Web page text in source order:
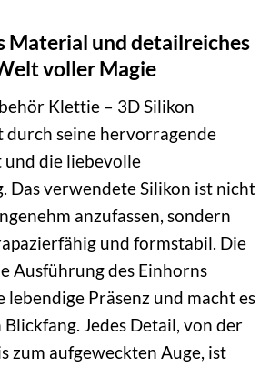
Material und detailreiches
voller Magie
Klettie – 3D Silikon
durch seine hervorragende
die liebevolle
Das verwendete Silikon ist nicht
anzufassen, sondern
und formstabil. Die
Ausführung des Einhorns
Präsenz und macht es
Jedes Detail, von der
zum aufgeweckten Auge, ist